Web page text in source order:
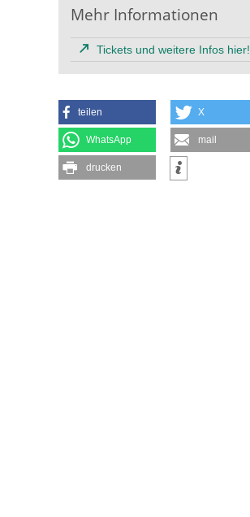
Mehr Informationen
Tickets und weitere Infos hier!
teilen X
WhatsApp mail
drucken